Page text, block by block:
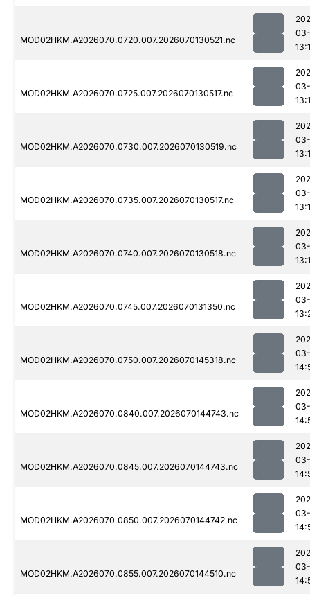
MOD02HKM.A2026070.0720.007.2026070130521.nc
03-
MOD02HKM.A2026070.0725.007.2026070130517.nc
03-
MOD02HKM.A2026070.0730.007.2026070130519.nc
03-
MOD02HKM.A2026070.0735.007.2026070130517.nc
03-
MOD02HKM.A2026070.0740.007.2026070130518.nc
03-
MOD02HKM.A2026070.0745.007.2026070131350.nc
03-
MOD02HKM.A2026070.0750.007.2026070145318.nc
03-
MOD02HKM.A2026070.0840.007.2026070144743.nc
03-
MOD02HKM.A2026070.0845.007.2026070144743.nc
03-
MOD02HKM.A2026070.0850.007.2026070144742.nc
03-
MOD02HKM.A2026070.0855.007.2026070144510.nc
03-